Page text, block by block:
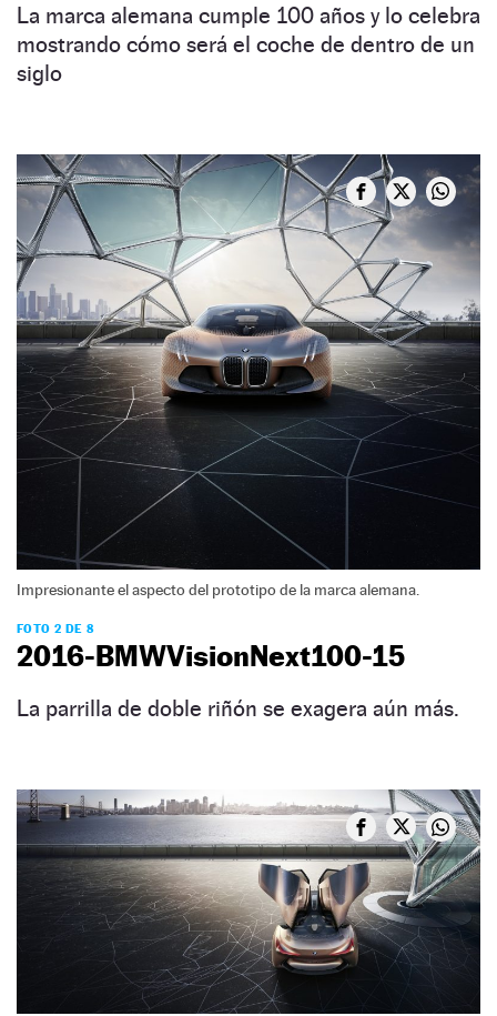
La marca alemana cumple 100 años y lo celebra
mostrando cómo será el coche de dentro de un
siglo
Impresionante el aspecto del prototipo de la marca alemana.
FOTO 2 DE 8
2016-BMWVisionNext100-15
La parrilla de doble riñón se exagera aún más.